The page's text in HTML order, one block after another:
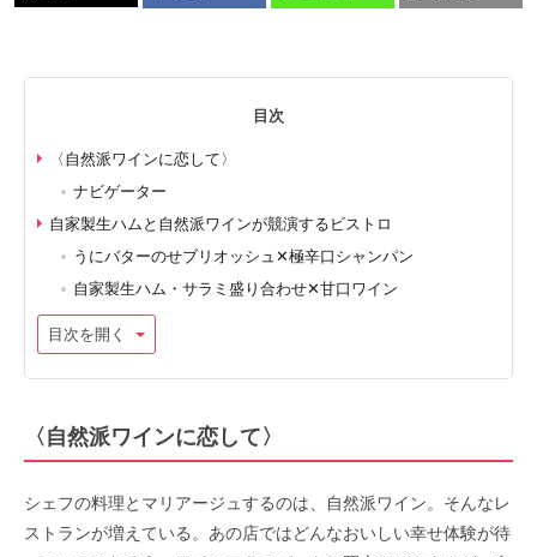
目次
〈自然派ワインに恋して〉
ナビゲーター
自家製生ハムと自然派ワインが競演するビストロ
うにバターのせブリオッシュ✕極辛口シャンパン
自家製生ハム・サラミ盛り合わせ✕甘口ワイン
目次を開く
〈自然派ワインに恋して〉
シェフの料理とマリアージュするのは、自然派ワイン。そんなレ
ストランが増えている。あの店ではどんなおいしい幸せ体験が待